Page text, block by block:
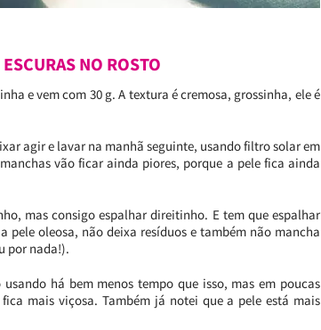
NO ROSTO
e vem com 30 g. A textura é cremosa, grossinha, ele é
agir e lavar na manhã seguinte, usando filtro solar em
vão ficar ainda piores, porque a pele fica ainda
mas consigo espalhar direitinho. E tem que espalhar
oleosa, não deixa resíduos e também não mancha
por nada!).
há bem menos tempo que isso, mas em poucas
mais viçosa. Também já notei que a pele está mais